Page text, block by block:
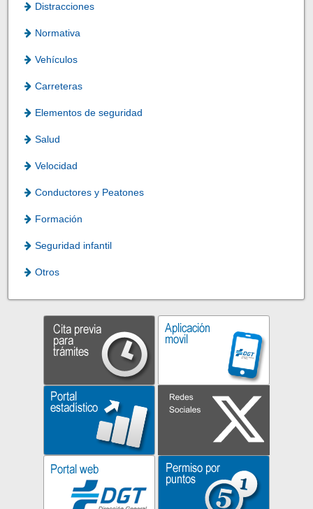
Distracciones
Normativa
Vehículos
Carreteras
Elementos de seguridad
Salud
Velocidad
Conductores y Peatones
Formación
Seguridad infantil
Otros